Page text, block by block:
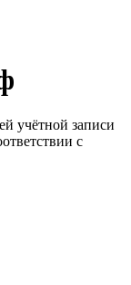
учётной записи
с